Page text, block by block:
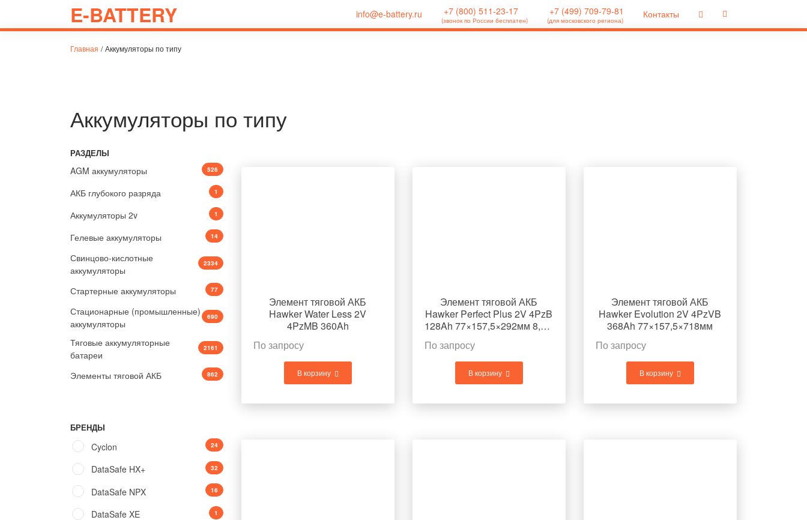
E-BATTERY info@e-battery.ru +7 (800) 511-23-17
(звонок по России бесплатен)
+7 (499) 709-79-81
(для московского региона)
Контакты
Главная / Аккумуляторы по типу
Аккумуляторы по типу
Элемент тяговой АКБ
Hawker Water Less 2V
4PzMB 360Ah
По запросу
В корзину
Элемент тяговой АКБ
Hawker Perfect Plus 2V 4PzB
128Ah 77×157,5×292мм 8,7кг
По запросу
В корзину
Элемент тяговой АКБ
Hawker Evolution 2V 4PzVB
368Ah 77×157,5×718мм
По запросу
В корзину
РАЗДЕЛЫ
AGM аккумуляторы 526
АКБ глубокого разряда 1
Аккумуляторы 2v 1
Гелевые аккумуляторы 14
Свинцово-кислотные
аккумуляторы
2334
Стартерные аккумуляторы 77
Стационарные (промышленные)
аккумуляторы
690
Тяговые аккумуляторные
батареи
2161
Элементы тяговой АКБ 862
БРЕНДЫ
Cyclon 24
DataSafe HX+ 32
DataSafe NPX 16
DataSafe XE 1